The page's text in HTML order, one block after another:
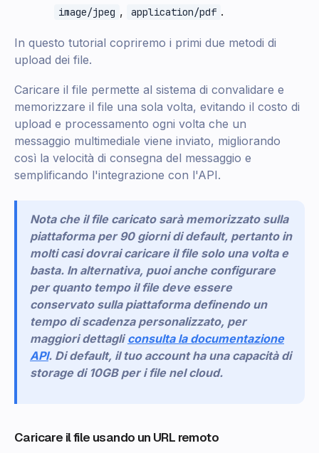
image/jpeg , application/pdf .
In questo tutorial copriremo i primi due metodi di
upload dei file.
Caricare il file permette al sistema di convalidare e
memorizzare il file una sola volta, evitando il costo di
upload e processamento ogni volta che un
messaggio multimediale viene inviato, migliorando
così la velocità di consegna del messaggio e
semplificando l'integrazione con l'API.
Nota che il file caricato sarà memorizzato sulla
piattaforma per 90 giorni di default, pertanto in
molti casi dovrai caricare il file solo una volta e
basta. In alternativa, puoi anche configurare
per quanto tempo il file deve essere
conservato sulla piattaforma definendo un
tempo di scadenza personalizzato, per
maggiori dettagli consulta la documentazione
API. Di default, il tuo account ha una capacità di
storage di 10GB per i file nel cloud.
Caricare il file usando un URL remoto